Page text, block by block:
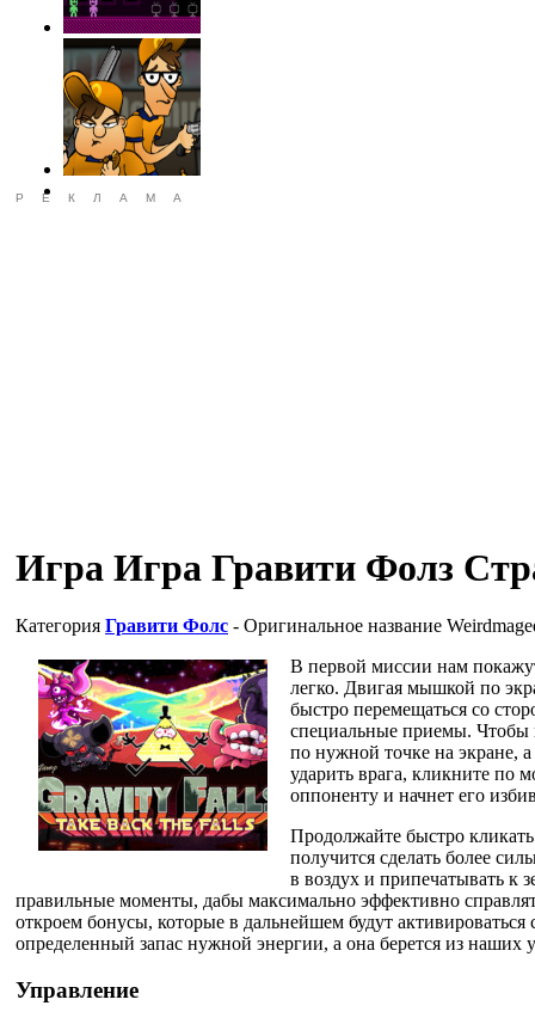
РЕКЛАМА
Игра Игра Гравити Фолз
Категория Гравити Фолс - Оригинальное название
В первой миссии нам
легко. Двигая мышкой по
быстро перемещаться со
специальные приемы. Чтобы
по нужной точке на экране, а
ударить врага, кликните по
оппоненту и начнет его
Продолжайте быстро
получится сделать более
в воздух и припечатывать к
правильные моменты, дабы максимально эффективно
откроем бонусы, которые в дальнейшем будут активироваться
определенный запас нужной энергии, а она берется из наших
Управление